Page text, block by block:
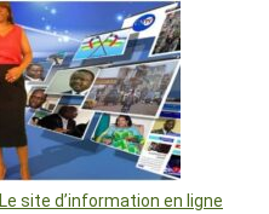
Le site d’information en ligne